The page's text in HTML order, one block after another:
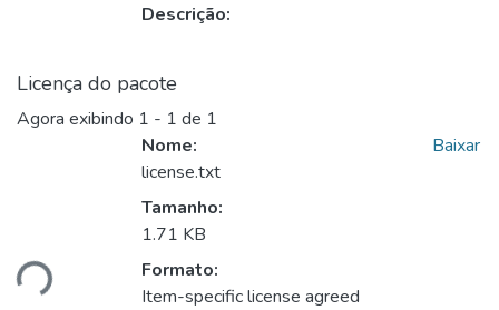
Descrição:
Licença do pacote
Agora exibindo 1 - 1 de 1
Nome:
license.txt
Tamanho:
1.71 KB
Formato:
Item-specific license agreed
Baixar